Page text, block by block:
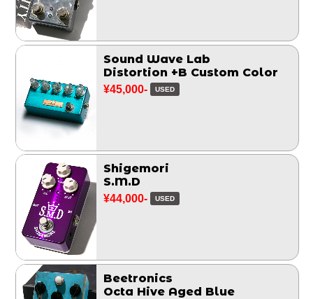
Sound Wave Lab
Distortion +B Custom Color
¥45,000- USED
Shigemori
S.M.D
¥44,000- USED
Beetronics
Octa Hive Aged Blue